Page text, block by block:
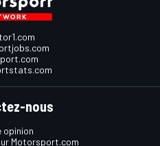
nous
opinion
Motorsport.com